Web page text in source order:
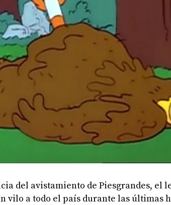
del avistamiento de Piesgrandes, el
vilo a todo el país durante las últimas